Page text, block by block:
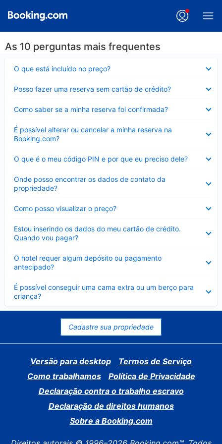
As 10 perguntas mais frequentes
O que está incluído no preço?
Posso fazer uma reserva sem cartão de crédito?
Como saber se a minha reserva foi confirmada?
É possível alterar ou cancelar a minha reserva na
Booking.com?
Contraído
O que é o meu código PIN e por que eu preciso dele?
Onde posso encontrar os dados de contato da
propriedade?
Como posso visualizar o preço?
Estou inserindo os dados do meu cartão de crédito.
Quando vou pagar?
O hotel requer algum depósito ou pagamento
antecipado?
É possível conseguir uma cama extra ou um berço para
criança?
Contraído
Cadastre sua propriedade
Versão para desktop
Termos de Serviço
Como trabalhamos
Política de Privacidade
Declaração contra o trabalho escravo
Declaração de direitos humanos
Sobre a Booking.com